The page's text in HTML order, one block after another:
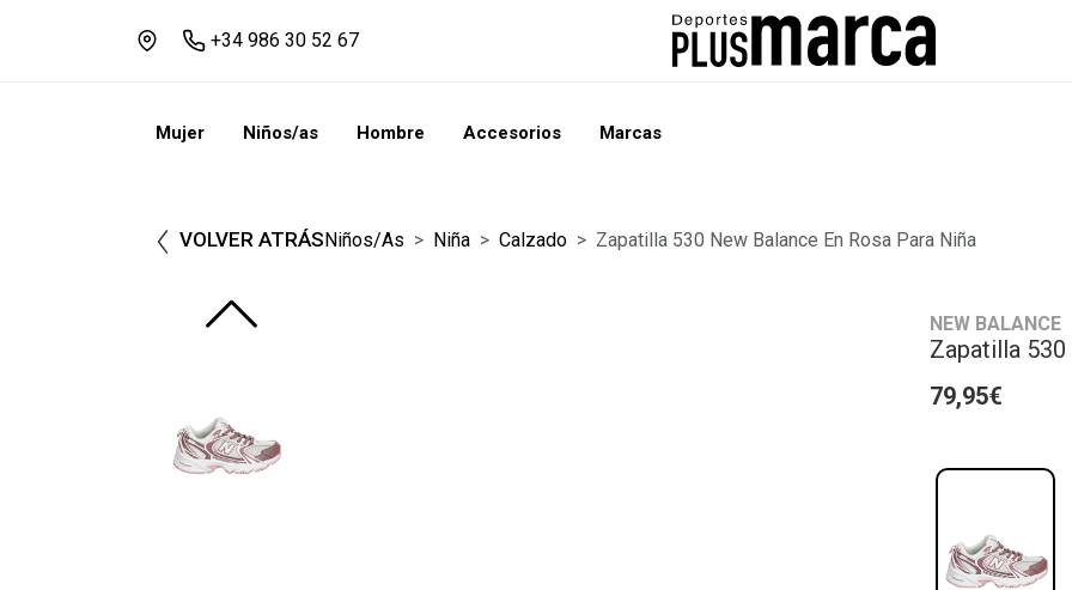
+34 986 30 52 67
Mujer Niños/as Hombre Accesorios Marcas
VOLVER ATRÁSNiños/as Niña Calzado Zapatilla 530 New Balance En Rosa Para Niña
NEW BALANCE
Zapatilla 530
79,95€